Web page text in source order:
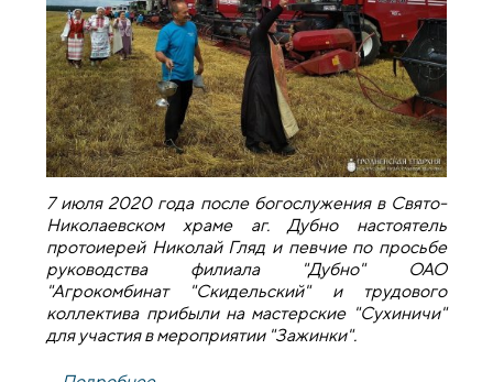
7 июля 2020 года после богослужения в Свято-
Николаевском храме аг. Дубно настоятель
протоиерей Николай Гляд и певчие по просьбе
руководства филиала "Дубно" ОАО
"Агрокомбинат "Скидельский" и трудового
коллектива прибыли на мастерские "Сухиничи"
для участия в мероприятии "Зажинки".